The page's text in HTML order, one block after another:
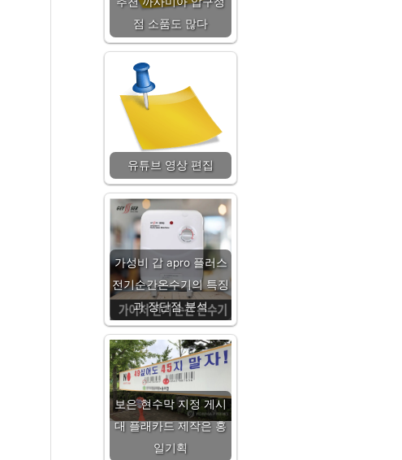
점 소품도 많다
유튜브 영상 편집
가성비 갑 apro 플러스
전기순간온수기의 특징
과 장단점 분석
보은 현수막 지정 게시
대 플래카드 제작은 홍
일기획